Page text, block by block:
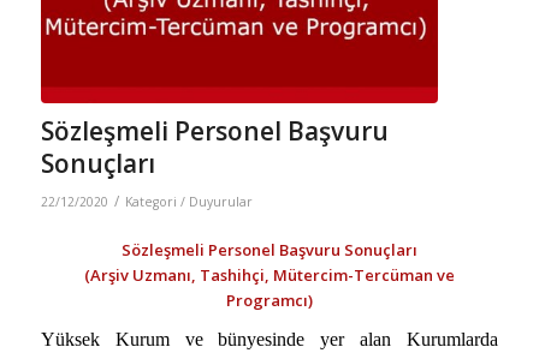
Sözleşmeli Personel Başvuru
Sonuçları
22/12/2020 / Kategori / Duyurular
Sözleşmeli Personel Başvuru Sonuçları
(Arşiv Uzmanı, Tashihçi, Mütercim-Tercüman ve
Programcı)
Yüksek Kurum ve bünyesinde yer alan Kurumlarda